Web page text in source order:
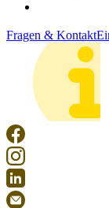
Fragen & Kontakt